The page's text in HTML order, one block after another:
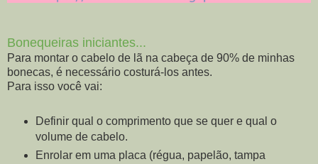
Bonequeiras iniciantes...
Para montar o cabelo de lã na cabeça de 90% de minhas
bonecas, é necessário costurá-los antes.
Para isso você vai:
Definir qual o comprimento que se quer e qual o
volume de cabelo.
Enrolar em uma placa (régua, papelão, tampa